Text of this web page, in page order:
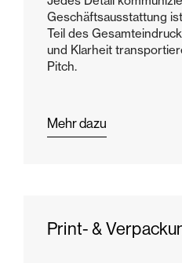
Geschäftsausstattung
Teil des
und Klarheit
Pitch.
Mehr dazu
Print- &